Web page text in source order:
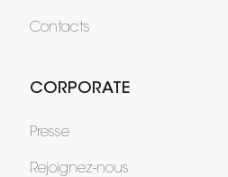
Contacts
CORPORATE
Presse
Rejoignez-nous